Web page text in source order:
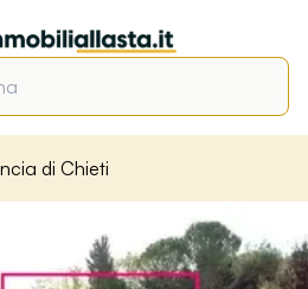
di Chieti